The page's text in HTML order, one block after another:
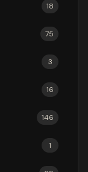
18
75
3
16
146
1